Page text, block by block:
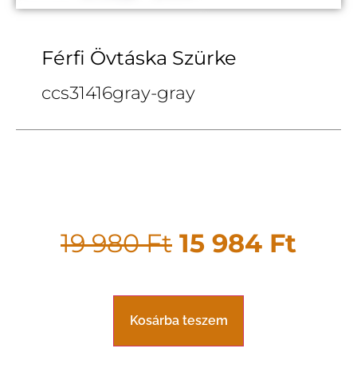
Férfi Övtáska Szürke
ccs31416gray-gray
19 980Ft 15 984 Ft
Kosárba teszem